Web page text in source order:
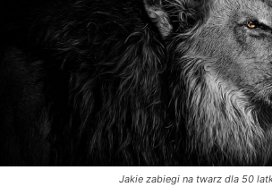
Jakie zabiegi na twarz dla 50